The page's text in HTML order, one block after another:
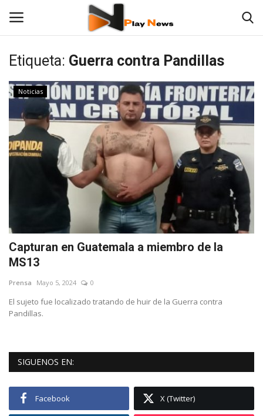
Contáctenos
TV en Vivo
En Vivo
Fotos
Deportes
Empresas
Videos virales
Cine y TV
Podcast y Audios
Etiqueta: Guerra contra Pandillas
Noticias
Capturan en Guatemala a miembro de la
MS13
Prensa Mayo 5, 2024 0
El sujeto fue localizado tratando de huir de la Guerra contra
Pandillas.
SIGUENOS EN:
Facebook X (Twitter)